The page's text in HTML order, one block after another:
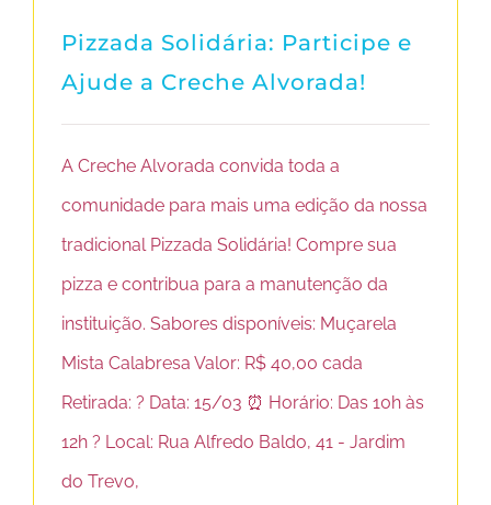
Pizzada Solidária: Participe e
Ajude a Creche Alvorada!
A Creche Alvorada convida toda a
comunidade para mais uma edição da nossa
tradicional Pizzada Solidária! Compre sua
pizza e contribua para a manutenção da
instituição. Sabores disponíveis: Muçarela
Mista Calabresa Valor: R$ 40,00 cada
Retirada: ? Data: 15/03 ⏰ Horário: Das 10h às
12h ? Local: Rua Alfredo Baldo, 41 - Jardim
do Trevo,